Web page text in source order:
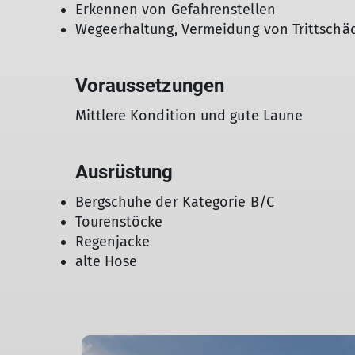
Erkennen von Gefahrenstellen
Wegeerhaltung, Vermeidung von
Voraussetzungen
Mittlere Kondition und gute Laune
Ausrüstung
Bergschuhe der Kategorie B/C
Tourenstöcke
Regenjacke
alte Hose